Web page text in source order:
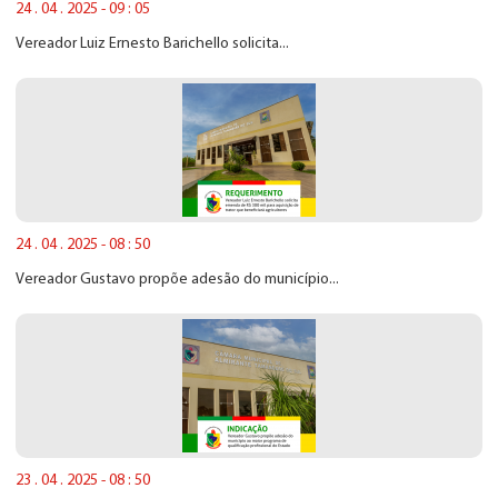
24 . 04 . 2025 - 09 : 05
Vereador Luiz Ernesto Barichello solicita...
24 . 04 . 2025 - 08 : 50
Vereador Gustavo propõe adesão do município...
23 . 04 . 2025 - 08 : 50